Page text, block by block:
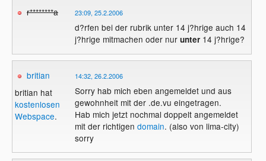
r********a 23:09, 25.2.2006
d?rfen bei der rubrik unter 14 j?hrige auch 14
j?hrige mitmachen oder nur unter14 j?hrige?
britian
britian hat
kostenlosen
Webspace.
14:32, 26.2.2006
Sorry hab mich eben angemeldet und aus
gewohnheit mit der .de.vu eingetragen.
Hab mich jetzt nochmal doppelt angemeldet
mit der richtigen domain. (also von lima-city)
sorry